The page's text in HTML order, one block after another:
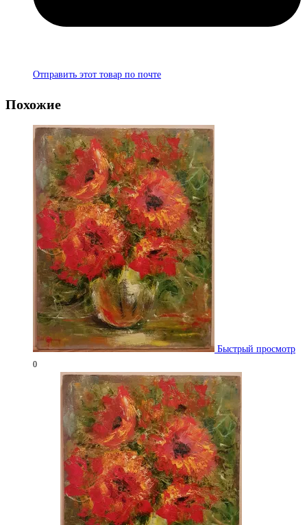
Отправить этот товар по почте
Похожие
Быстрый просмотр
0